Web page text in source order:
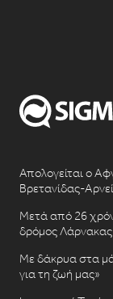
Απολογείται ο
Βρετανίδας-
Μετά από 26
δρόμος Λάρνακας
Με δάκρυα στα
για τη ζωή μας»